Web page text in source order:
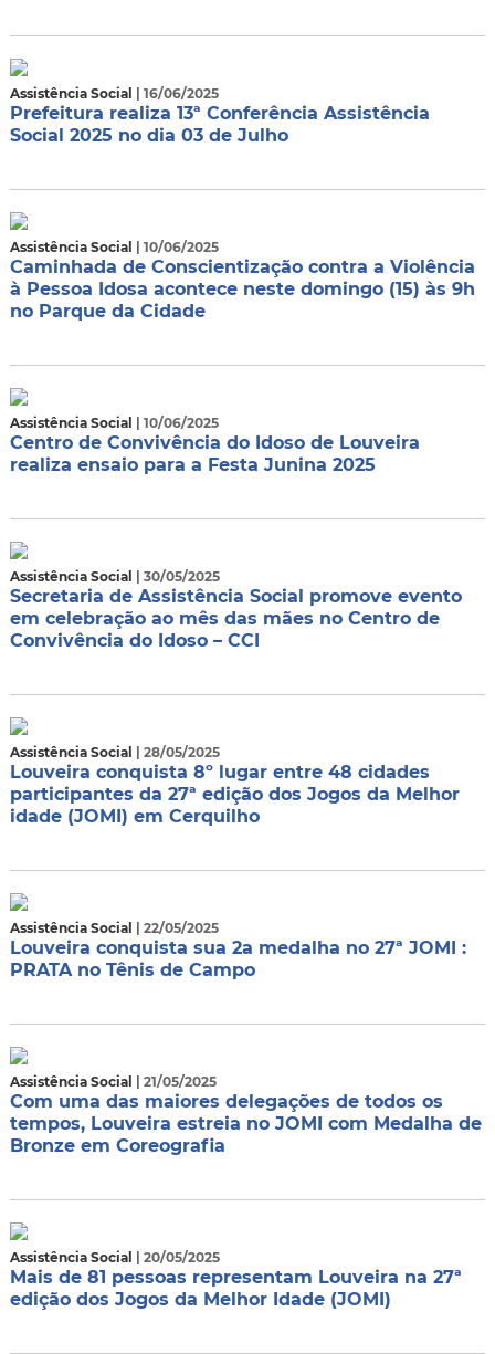
Assistência Social | 16/06/2025
Prefeitura realiza 13ª Conferência Assistência
Social 2025 no dia 03 de Julho
Assistência Social | 10/06/2025
Caminhada de Conscientização contra a Violência
à Pessoa Idosa acontece neste domingo (15) às 9h
no Parque da Cidade
Assistência Social | 10/06/2025
Centro de Convivência do Idoso de Louveira
realiza ensaio para a Festa Junina 2025
Assistência Social | 30/05/2025
Secretaria de Assistência Social promove evento
em celebração ao mês das mães no Centro de
Convivência do Idoso – CCI
Assistência Social | 28/05/2025
Louveira conquista 8º lugar entre 48 cidades
participantes da 27ª edição dos Jogos da Melhor
idade (JOMI) em Cerquilho
Assistência Social | 22/05/2025
Louveira conquista sua 2a medalha no 27ª JOMI :
PRATA no Tênis de Campo
Assistência Social | 21/05/2025
Com uma das maiores delegações de todos os
tempos, Louveira estreia no JOMI com Medalha de
Bronze em Coreografia
Assistência Social | 20/05/2025
Mais de 81 pessoas representam Louveira na 27ª
edição dos Jogos da Melhor Idade (JOMI)